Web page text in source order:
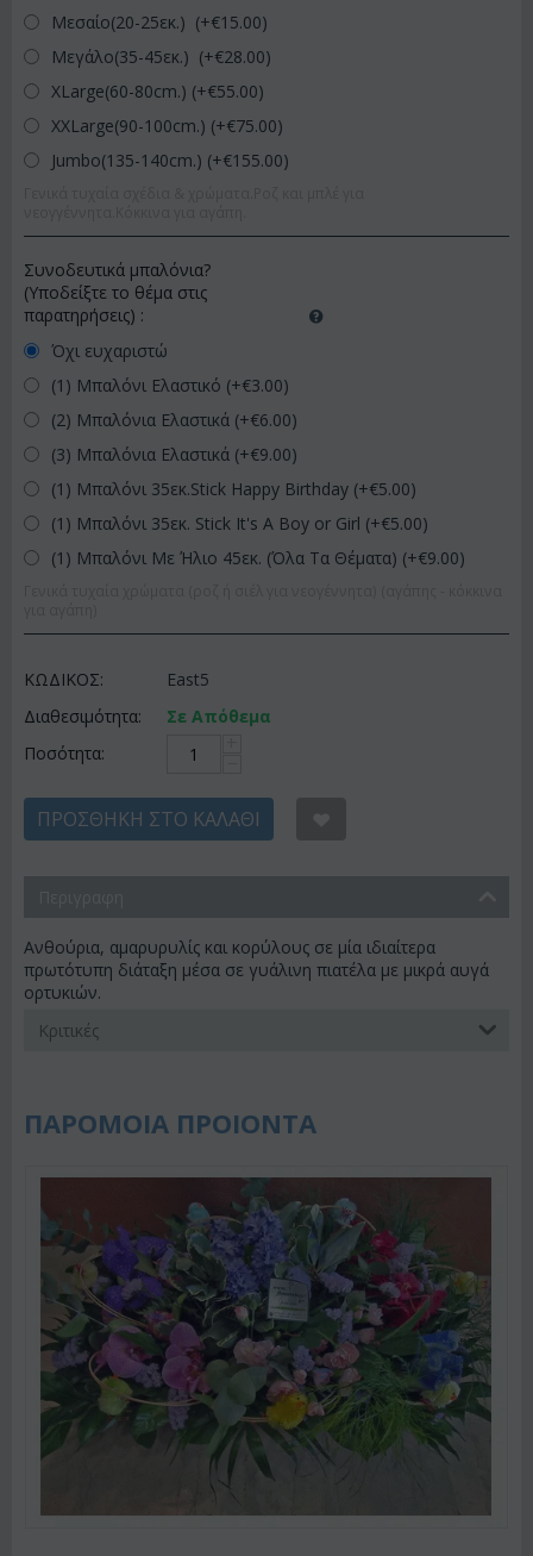
Μεσαίο(20-25εκ.) (+€15.00)
Μεγάλο(35-45εκ.) (+€28.00)
XLarge(60-80cm.) (+€55.00)
XXLarge(90-100cm.) (+€75.00)
Jumbo(135-140cm.) (+€155.00)
Συνοδευτικά μπαλόνια?
(Υποδείξτε το θέμα στις
παρατηρήσεις) :
Όχι ευχαριστώ
(1) Μπαλόνι Ελαστικό (+€3.00)
(2) Μπαλόνια Ελαστικά (+€6.00)
(3) Μπαλόνια Ελαστικά (+€9.00)
(1) Μπαλόνι 35εκ.Stick Happy Birthday (+€5.00)
(1) Μπαλόνι 35εκ. Stick It's A Boy or Girl (+€5.00)
(1) Μπαλόνι Με Ήλιο 45εκ. (Όλα Τα Θέματα) (+€9.00)
ΚΩΔΙΚΟΣ:
East5
Διαθεσιμότητα:
Σε Απόθεμα
Ποσότητα:
ΠΡΟΣΘΉΚΗ ΣΤΟ ΚΑΛΆΘΙ
Ανθούρια, αμαρυρυλίς και κορύλους σε μία ιδιαίτερα
πρωτότυπη διάταξη μέσα σε γυάλινη πιατέλα με μικρά αυγά
ορτυκιών.
Κριτικές
ΠΑΡΟΜΟΙΑ ΠΡΟΙΟΝΤΑ